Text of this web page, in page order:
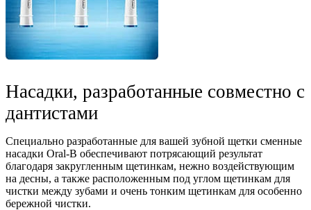
Насадки, разработанные совместно с
дантистами
Специально разработанные для вашей зубной щетки сменные
насадки Oral-B обеспечивают потрясающий результат
благодаря закругленным щетинкам, нежно воздействующим
на десны, а также расположенным под углом щетинкам для
чистки между зубами и очень тонким щетинкам для особенно
бережной чистки.